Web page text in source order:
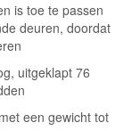
is toe te passen
deuren, doordat
uitgeklapt 76
een gewicht tot